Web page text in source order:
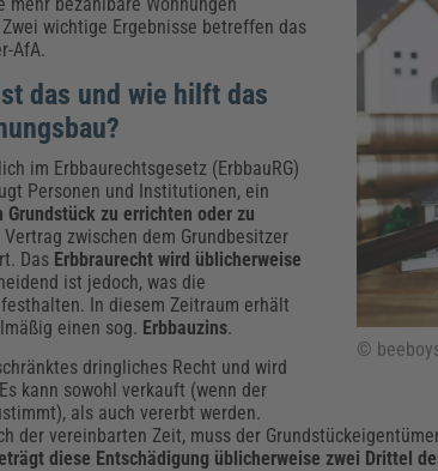
Recht, Sicherheit &
HERKERT)
Kommunales
Künstliche
Weiterbildungen
HERKERT)
Zoll und Export
Fachpublikationen
Zollverfahren &
Weiterbildungen
©
wichtige Ergebnisse betreffen das
AfA.
das und wie hilft das
im Erbbaurechtsgesetz (ErbbauRG)
Personen und Institutionen, ein
zu errichten oder zu
zwischen dem Grundbesitzer
Das Erbbraurecht wird üblicherweise
ist jedoch, was die
In diesem Zeitraum erhält
einen sog. Erbbauzins.
dringliches Recht und wird
kann sowohl verkauft (wenn der
als auch vererbt werden.
der vereinbarten Zeit, muss der
diese Entschädigung üblicherweise zwei Drittel